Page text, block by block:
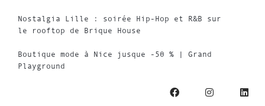
Nostalgia Lille : soirée Hip-Hop et R&B sur
le rooftop de Brique House
Boutique mode à Nice jusque -50 % | Grand
Playground